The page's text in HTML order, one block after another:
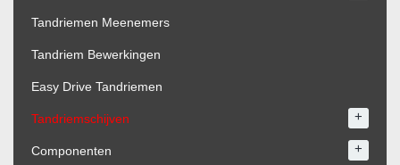
Tandriemen Meenemers
Tandriem Bewerkingen
Easy Drive Tandriemen
Tandriemschijven +
Componenten +